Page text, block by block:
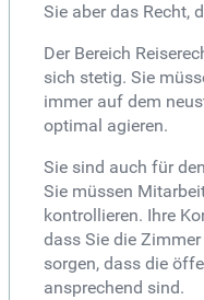
Sie aber das Recht,
Der Bereich
sich stetig. Sie
immer auf dem
optimal agieren.
Sie sind auch für
Sie müssen
kontrollieren. Ihre
dass Sie die
sorgen, dass die
ansprechend sind.